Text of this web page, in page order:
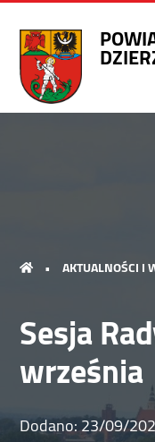
• AKTUALNOŚCI I
Sesja
września
Dodano:23/09/